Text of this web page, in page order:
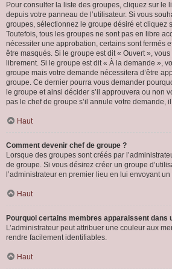
Pour consulter la liste des groupes, cliquez sur le
depuis votre panneau de l’utilisateur. Si vous
groupes, sélectionnez le groupe désiré et cliquez
Toutefois, tous les groupes ne sont pas en libre
nécessiter une approbation, certains sont fermés
être masqués. Si le groupe est dit « Ouvert »,
librement. Si le groupe est dit « À la demande »,
groupe mais votre demande nécessitera d’être
groupe. Ce dernier pourra vous demander
le groupe et ainsi décider s’il approuvera ou non
pas le chef de groupe s’il annule votre demande,
Haut
Comment devenir chef de groupe ?
Lorsque des groupes sont créés par
de groupe. Si vous désirez créer un groupe
l’administrateur en premier lieu en lui envoyant
Haut
Pourquoi certains membres apparaissent dans
L’administrateur peut attribuer une couleur aux
rendre facilement identifiables.
Haut